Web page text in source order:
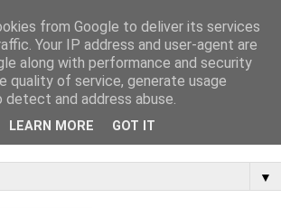
de Calañas
▼
from Google to deliver its services
Your IP address and user-agent are
along with performance and security
quality of service, generate usage
and address abuse.
LEARN MORE GOT IT